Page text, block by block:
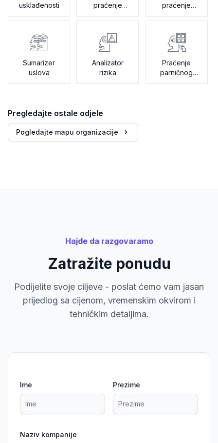
usklađenosti
praćenje
promjena
praćenje
revizija
Sumarizer
uslova
Analizator
rizika
Praćenje
parničnog
postupka
Pregledajte ostale odjele
Pogledajte mapu organizacije
Hajde da razgovaramo
Zatražite ponudu
Podijelite svoje ciljeve - poslat ćemo vam jasan
prijedlog sa cijenom, vremenskim okvirom i
tehničkim detaljima.
Ime Prezime
Naziv kompanije